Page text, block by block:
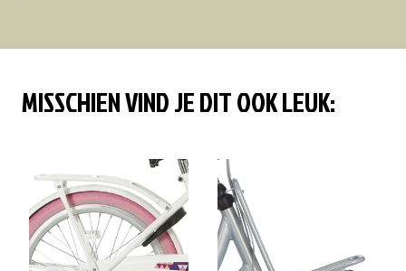
MISSCHIEN VIND JE DIT OOK LEUK: